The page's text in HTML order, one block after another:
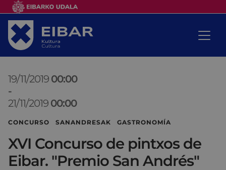
19/11/2019 00:00
-
21/11/2019 00:00
CONCURSO SANANDRESAK GASTRONOMÍA
XVI Concurso de pintxos de
Eibar. "Premio San Andrés"